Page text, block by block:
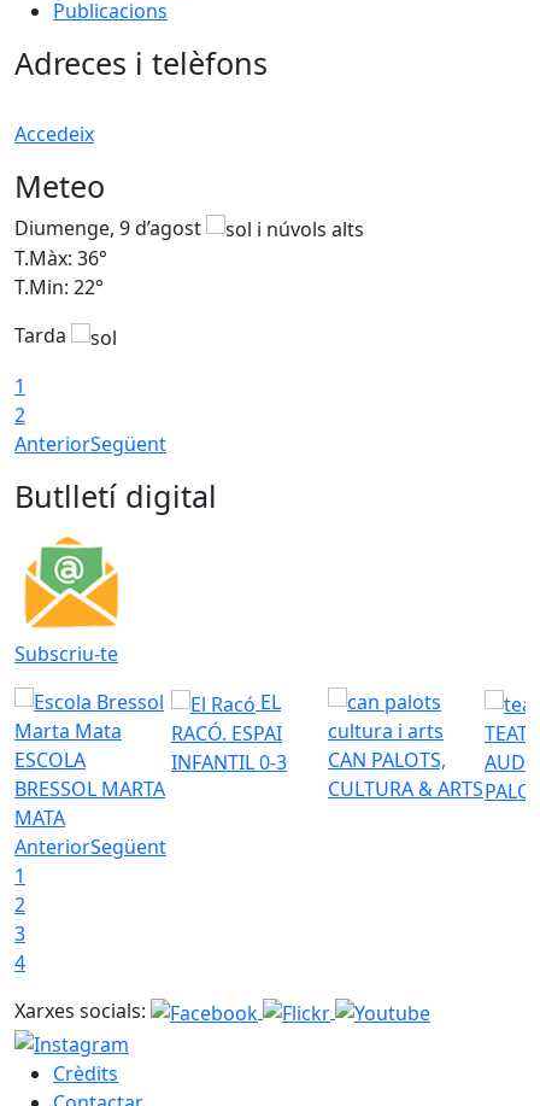
Publicacions
Adreces i telèfons
Accedeix
Meteo
Diumenge, 9 d’agost
T.Màx: 36°
T.Min: 22°
Tarda
1
2
AnteriorSegüent
Butlletí digital
Subscriu-te
ESCOLA
BRESSOL MARTA
MATA
EL
RACÓ. ESPAI
INFANTIL 0-3
CAN PALOTS,
CULTURA & ARTS
AnteriorSegüent
1
2
3
4
Xarxes socials:
Crèdits